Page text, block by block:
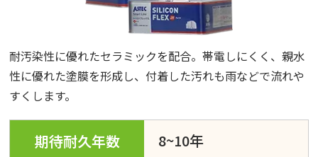
耐汚染性に優れたセラミックを配合。帯電しにくく、親水
性に優れた塗膜を形成し、付着した汚れも雨などで流れや
すくします。
期待耐久年数 8~10年